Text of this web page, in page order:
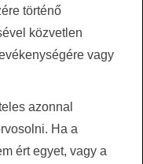
történő
közvetlen
vagy
azonnal
Ha a
ért egyet, vagy a